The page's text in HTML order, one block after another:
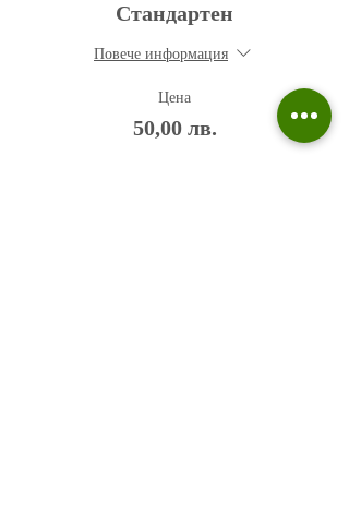
Стандартен
Повече информация
Цена
50,00 лв.